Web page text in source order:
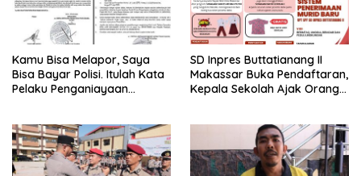
Kamu Bisa Melapor, Saya
Bisa Bayar Polisi. Itulah Kata
Pelaku Penganiayaan
Ini Belum Di Tangkap
SD Inpres Buttatianang II
Makassar Buka Pendaftaran,
Kepala Sekolah Ajak Orang